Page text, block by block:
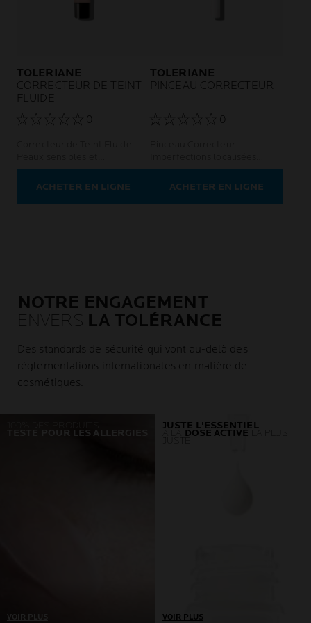
TOLERIANE
CORRECTEUR DE TEINT
FLUIDE
0
intolérantes
ACHETER EN LIGNE
TOLERIANE
PINCEAU CORRECTEUR
0
Peaux sensibles et
intolérantes
ACHETER EN LIGNE
NOTRE ENGAGEMENT
ENVERS LA TOLÉRANCE
Des standards de sécurité qui vont au-delà des
réglementations internationales en matière de
cosmétiques.
TESTÉ POUR LES ALLERGIES
VOIR PLUS
JUSTE L'ESSENTIEL
DOSE ACTIVE
VOIR PLUS